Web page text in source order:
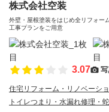
株式会社空装
外壁・屋根塗装をはじめ全リフォー
工事プランをご用意
3.07
住宅リフォーム・リノベーシ
トイレつまり・水漏れ修理・